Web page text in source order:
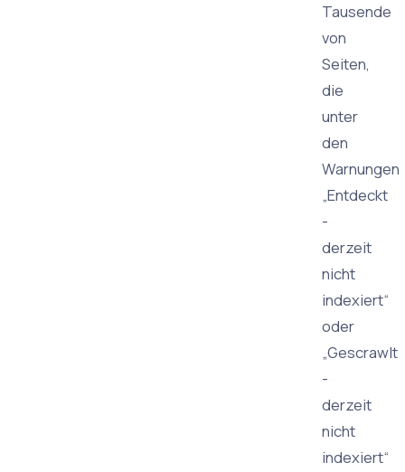
Tausende
von
Seiten,
die
unter
den
Warnungen
„Entdeckt
-
derzeit
nicht
indexiert“
oder
„Gescrawlt
-
derzeit
nicht
indexiert“